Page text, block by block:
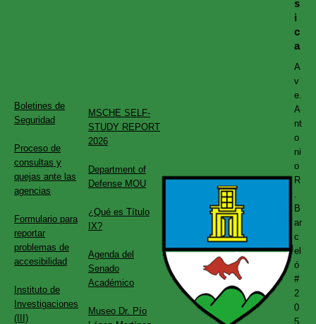
Boletines de
Seguridad
Proceso de
consultas y
quejas ante las
agencias
Formulario para
reportar
problemas de
accesibilidad
Instituto de
Investigaciones
(III)
MSCHE SELF-
STUDY REPORT
2026
Department of
Defense MOU
¿Qué es Título
IX?
Agenda del
Senado
Académico
Museo Dr. Pío
s
i
c
a
A
v
e.
A
nt
o
ni
o
R
.
B
ar
c
el
ó
#
2
0
5